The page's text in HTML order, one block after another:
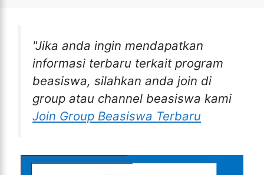
"Jika anda ingin mendapatkan
informasi terbaru terkait program
beasiswa, silahkan anda join di
group atau channel beasiswa kami
Join Group Beasiswa Terbaru